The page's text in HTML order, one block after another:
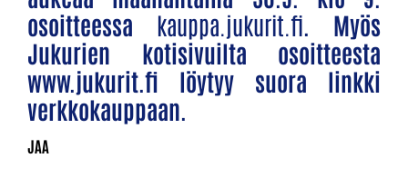
osoitteessa kauppa.jukurit.fi . Myös
Jukurien kotisivuilta osoitteesta
www.jukurit.fi löytyy suora linkki
verkkokauppaan.